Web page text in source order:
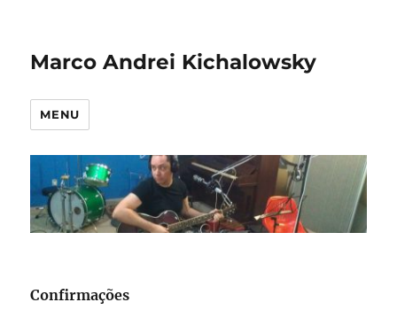
Marco Andrei Kichalowsky
MENU
Confirmações